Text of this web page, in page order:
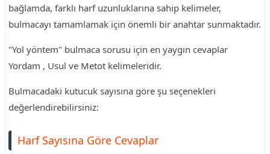
bağlamda, farklı harf uzunluklarına sahip kelimeler,
bulmacayı tamamlamak için önemli bir anahtar sunmaktadır.
"Yol yöntem" bulmaca sorusu için en yaygın cevaplar
Yordam , Usul ve Metot kelimeleridir.
Bulmacadaki kutucuk sayısına göre şu seçenekleri
değerlendirebilirsiniz:
Harf Sayısına Göre Cevaplar